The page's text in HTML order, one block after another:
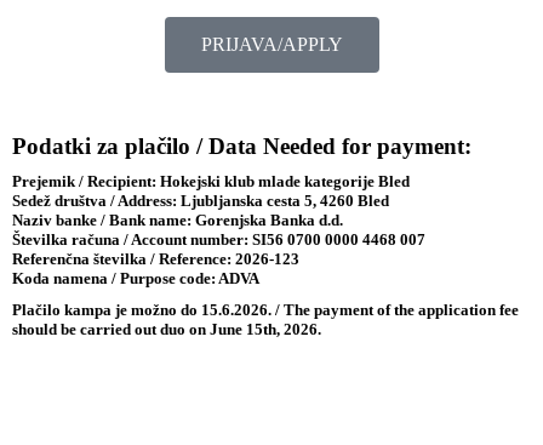
PRIJAVA/APPLY
Podatki za plačilo / Data Needed for payment:
Prejemik / Recipient: Hokejski klub mlade kategorije Bled
Sedež društva / Address: Ljubljanska cesta 5, 4260 Bled
Naziv banke / Bank name: Gorenjska Banka d.d.
Številka računa / Account number: SI56 0700 0000 4468 007
Referenčna številka / Reference: 2026-123
Koda namena / Purpose code: ADVA
Plačilo kampa je možno do 15.6.2026. / The payment of the application fee
should be carried out duo on June 15th, 2026.